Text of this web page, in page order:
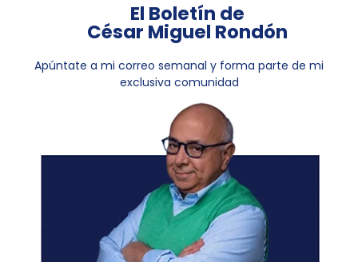
El Boletín de
César Miguel Rondón
Apúntate a mi correo semanal y forma parte de mi
exclusiva comunidad